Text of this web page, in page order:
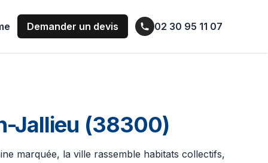
Demander un devis 02 30 95 11 07
Jallieu (38300)
marquée, la ville rassemble habitats collectifs,